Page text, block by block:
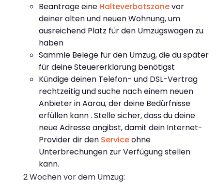
Beantrage eine Halteverbotszonevor
deiner alten und neuen Wohnung, um
ausreichend Platz für den Umzugswagen zu
haben
Sammle Belege für den Umzug, die du später
für deine Steuererklärung benötigst
Kündige deinen Telefon- und DSL-Vertrag
rechtzeitig und suche nach einem neuen
Anbieter in Aarau, der deine Bedürfnisse
erfüllen kann . Stelle sicher, dass du deine
neue Adresse angibst, damit dein Internet-
Provider dir den Serviceohne
Unterbrechungen zur Verfügung stellen
kann.
2 Wochen vor dem Umzug: